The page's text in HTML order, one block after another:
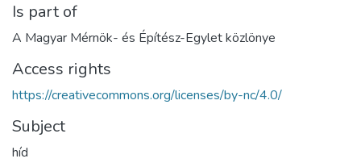
Is part of
A Magyar Mérnök- és Építész-Egylet közlönye
Access rights
https://creativecommons.org/licenses/by-nc/4.0/
Subject
híd